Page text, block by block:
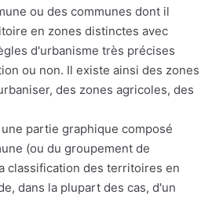
ou des communes dont il
en zones distinctes avec
d'urbanisme très précises
ou non. Il existe ainsi des zones
des zones agricoles, des
partie graphique composé
(ou du groupement de
classification des territoires en
dans la plupart des cas, d'un